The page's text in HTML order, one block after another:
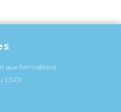
aux formations
CSOI